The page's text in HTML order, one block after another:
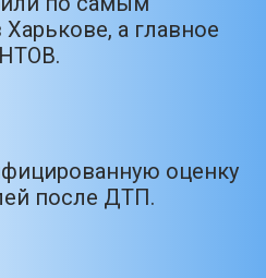
а главное
оценку
после ДТП.